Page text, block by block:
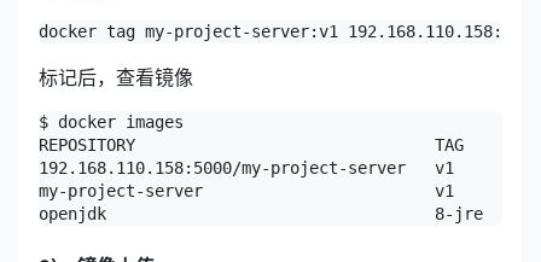
docker tag my-project-server:v1
标记后，查看镜像
$ docker images
REPOSITORY                               TAG
192.168.110.158:5000/my-project-server   v1
my-project-server                        v1
openjdk                                  8-jre